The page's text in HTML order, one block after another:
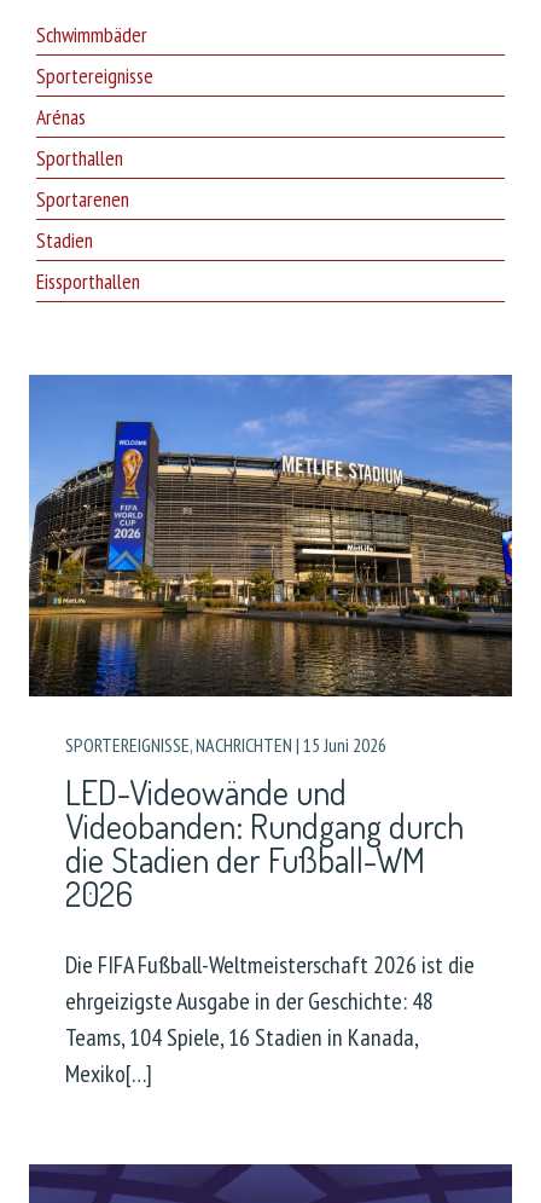
Schwimmbäder
Sportereignisse
Arénas
Sporthallen
Sportarenen
Stadien
Eissporthallen
SPORTEREIGNISSE,NACHRICHTEN | 15 Juni 2026
LED-Videowände und
Videobanden: Rundgang durch
die Stadien der Fußball-WM
2026
Die FIFA Fußball-Weltmeisterschaft 2026 ist die
ehrgeizigste Ausgabe in der Geschichte: 48
Teams, 104 Spiele, 16 Stadien in Kanada,
Mexiko[…]